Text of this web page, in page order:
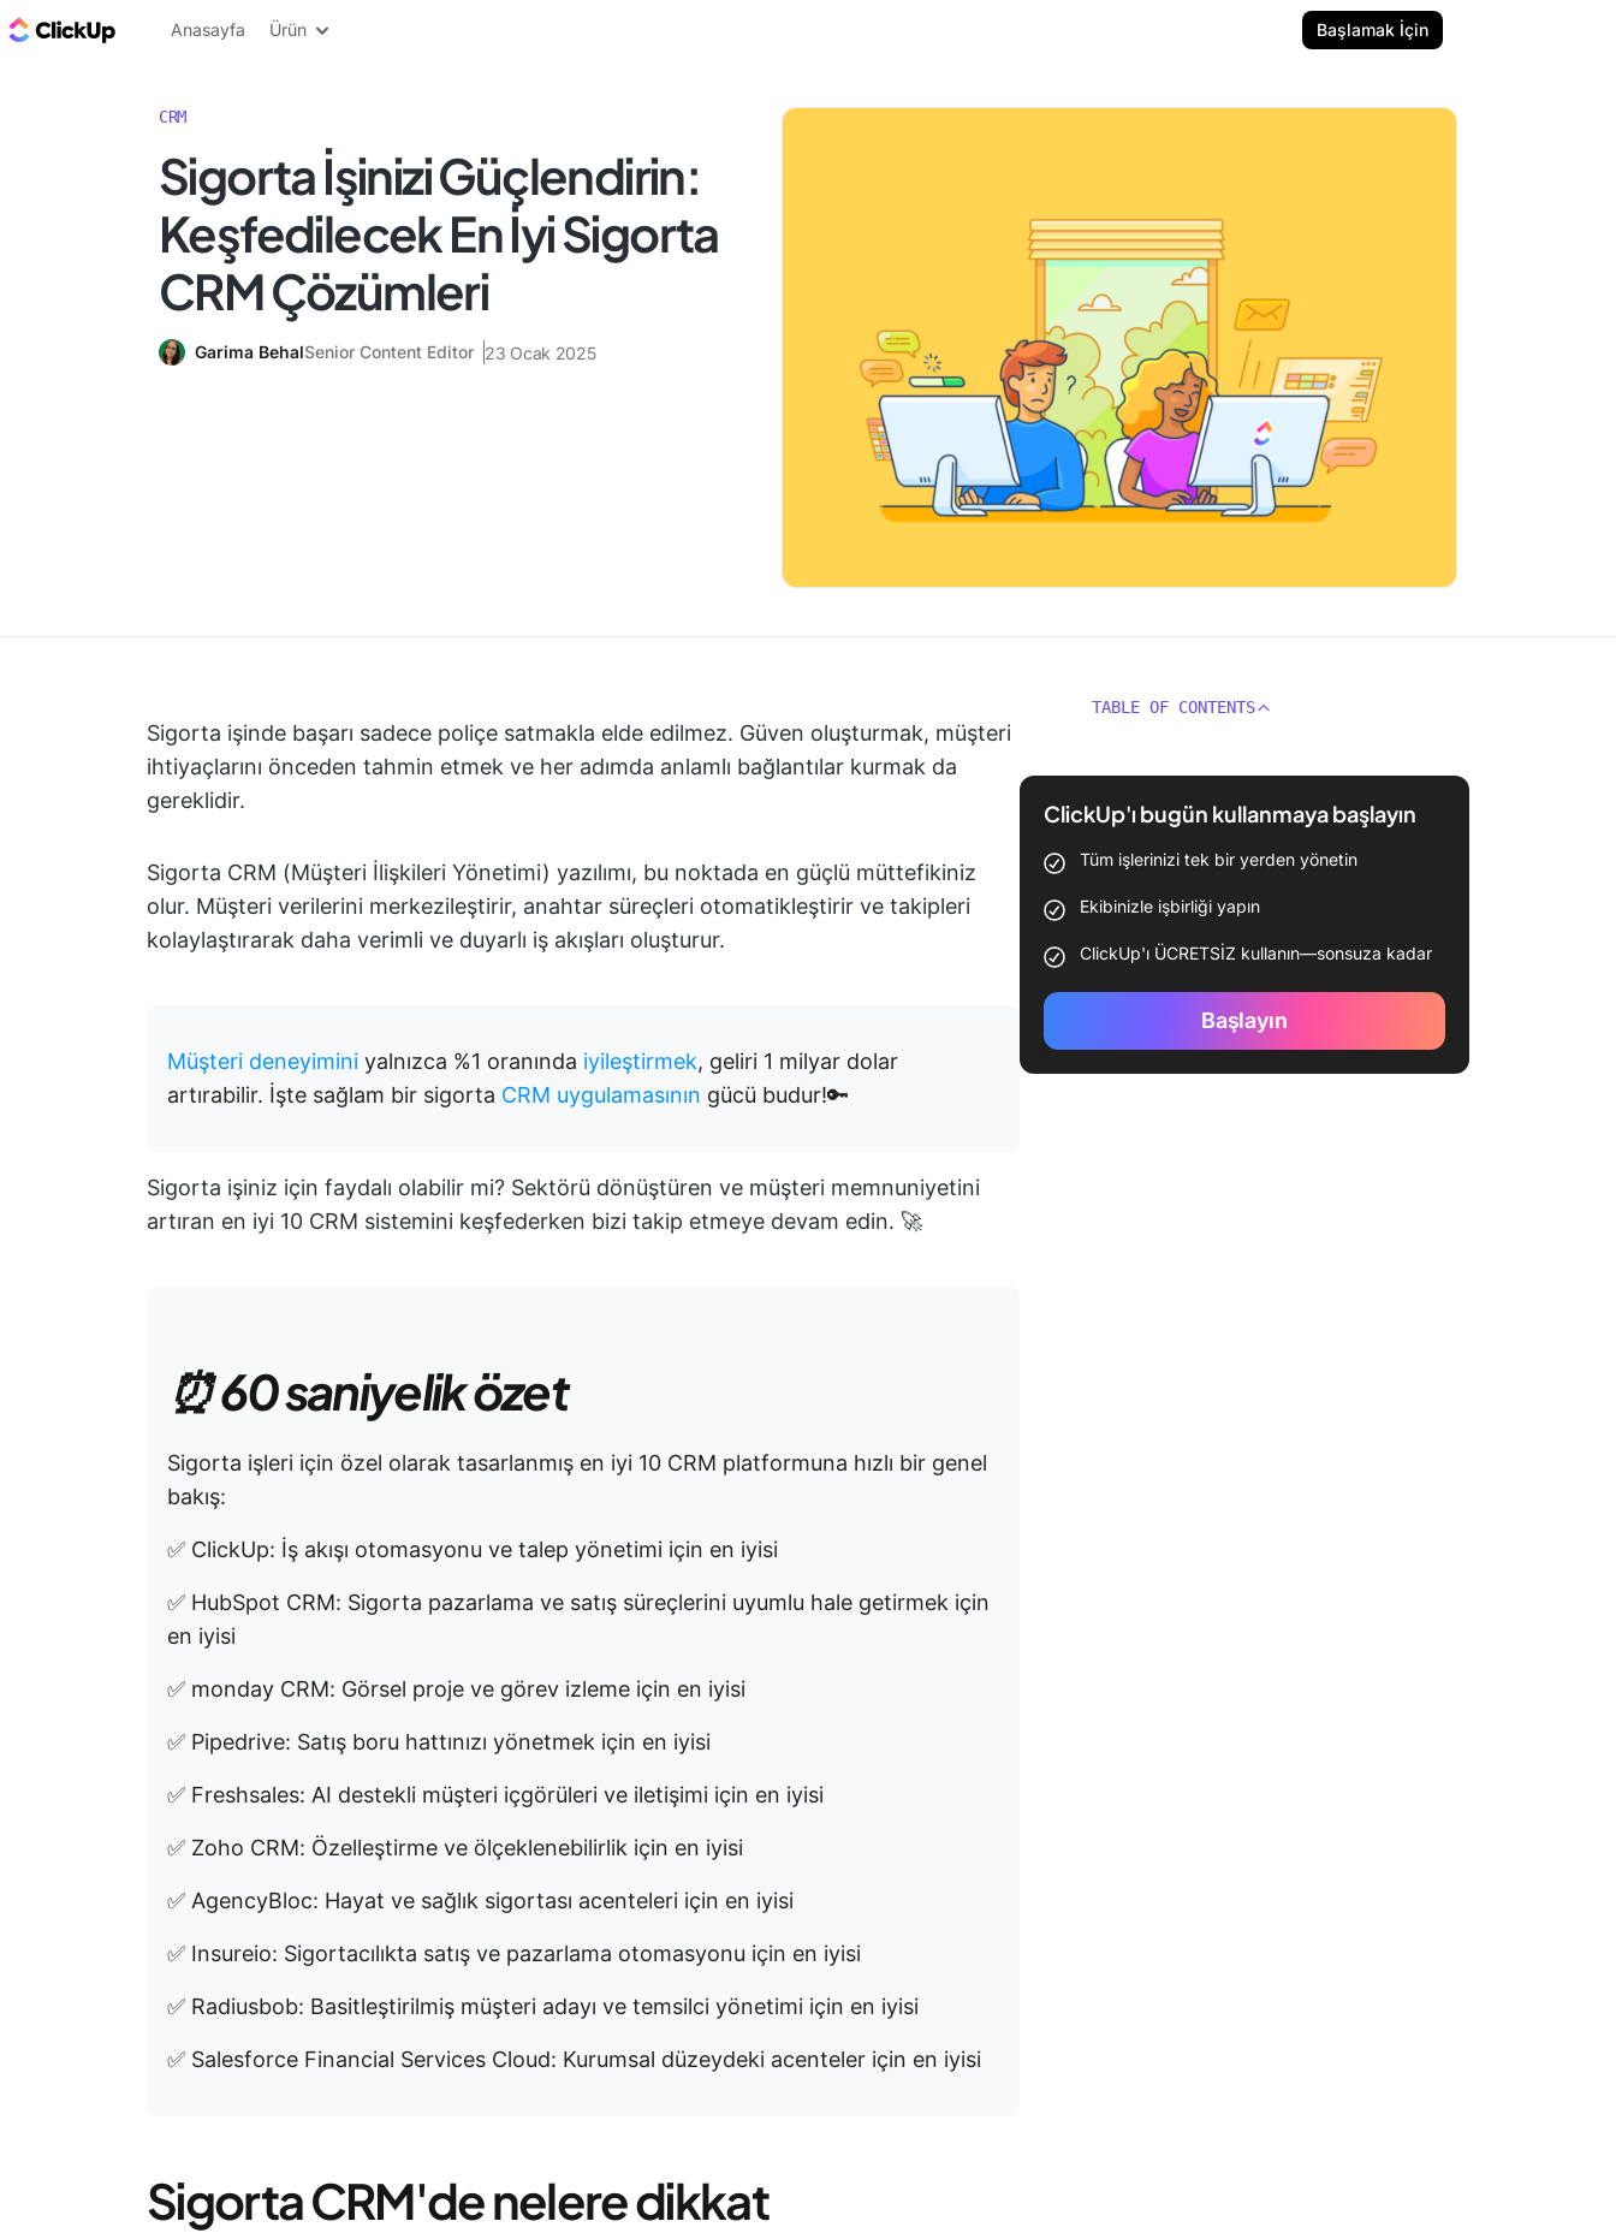
ClickUp Blog
Anasayfa Ürün Başlamak İçin
CRM
Sigorta İşinizi Güçlendirin:
Keşfedilecek En İyi Sigorta
CRM Çözümleri
Garima BehalSenior Content Editor 23 Ocak 2025
Sigorta işinde başarı sadece poliçe satmakla elde edilmez. Güven oluşturmak, müşteri
ihtiyaçlarını önceden tahmin etmek ve her adımda anlamlı bağlantılar kurmak da
gereklidir.
Sigorta CRM (Müşteri İlişkileri Yönetimi) yazılımı, bu noktada en güçlü müttefikiniz
olur. Müşteri verilerini merkezileştirir, anahtar süreçleri otomatikleştirir ve takipleri
kolaylaştırarak daha verimli ve duyarlı iş akışları oluşturur.
Müşteri deneyimini yalnızca %1 oranında iyileştirmek, geliri 1 milyar dolar
artırabilir. İşte sağlam bir sigorta CRM uygulamasının gücü budur!🔑
Sigorta işiniz için faydalı olabilir mi? Sektörü dönüştüren ve müşteri memnuniyetini
artıran en iyi 10 CRM sistemini keşfederken bizi takip etmeye devam edin. 🚀
⏰ 60 saniyelik özet
Sigorta işleri için özel olarak tasarlanmış en iyi 10 CRM platformuna hızlı bir genel
bakış:
✅ ClickUp: İş akışı otomasyonu ve talep yönetimi için en iyisi
✅ HubSpot CRM: Sigorta pazarlama ve satış süreçlerini uyumlu hale getirmek için
en iyisi
✅ monday CRM: Görsel proje ve görev izleme için en iyisi
✅ Pipedrive: Satış boru hattınızı yönetmek için en iyisi
✅ Freshsales: AI destekli müşteri içgörüleri ve iletişimi için en iyisi
✅ Zoho CRM: Özelleştirme ve ölçeklenebilirlik için en iyisi
✅ AgencyBloc: Hayat ve sağlık sigortası acenteleri için en iyisi
✅ Insureio: Sigortacılıkta satış ve pazarlama otomasyonu için en iyisi
✅ Radiusbob: Basitleştirilmiş müşteri adayı ve temsilci yönetimi için en iyisi
✅ Salesforce Financial Services Cloud: Kurumsal düzeydeki acenteler için en iyisi
Sigorta CRM'de nelere dikkat
TABLE OF CONTENTS
ClickUp'ı bugün kullanmaya başlayın
Tüm işlerinizi tek bir yerden yönetin
Ekibinizle işbirliği yapın
ClickUp'ı ÜCRETSİZ kullanın—sonsuza kadar
Başlayın